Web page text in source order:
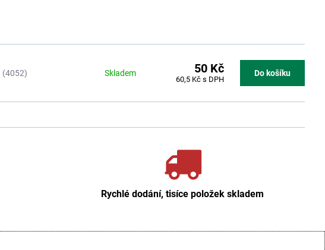
(4052) Skladem 50 Kč
60,5 Kčs DPH
Do košíku
Rychlé dodání, tisíce položek skladem